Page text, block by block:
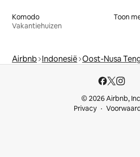
Komodo
Vakantiehuizen
Toon
Airbnb Indonesië Oost-Nusa
© 2026 Airbnb,
Privacy